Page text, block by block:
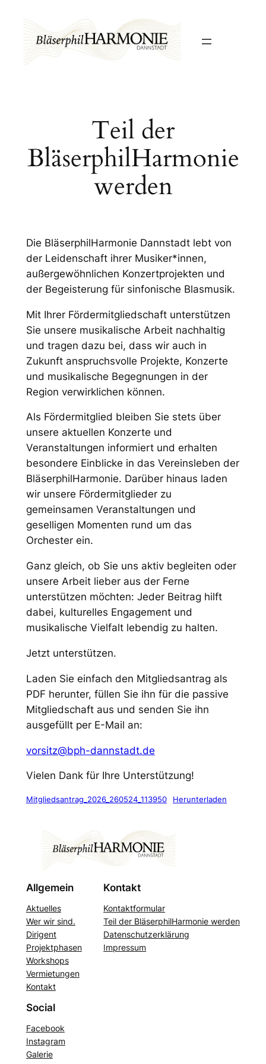
Inhalt
springen
Teil der
BläserphilHarmonie
werden
Die BläserphilHarmonie Dannstadt lebt von
der Leidenschaft ihrer Musiker*innen,
außergewöhnlichen Konzertprojekten und
der Begeisterung für sinfonische Blasmusik.
Mit Ihrer Fördermitgliedschaft unterstützen
Sie unsere musikalische Arbeit nachhaltig
und tragen dazu bei, dass wir auch in
Zukunft anspruchsvolle Projekte, Konzerte
und musikalische Begegnungen in der
Region verwirklichen können.
Als Fördermitglied bleiben Sie stets über
unsere aktuellen Konzerte und
Veranstaltungen informiert und erhalten
besondere Einblicke in das Vereinsleben der
BläserphilHarmonie. Darüber hinaus laden
wir unsere Fördermitglieder zu
gemeinsamen Veranstaltungen und
geselligen Momenten rund um das
Orchester ein.
Ganz gleich, ob Sie uns aktiv begleiten oder
unsere Arbeit lieber aus der Ferne
unterstützen möchten: Jeder Beitrag hilft
dabei, kulturelles Engagement und
musikalische Vielfalt lebendig zu halten.
Jetzt unterstützen.
Laden Sie einfach den Mitgliedsantrag als
PDF herunter, füllen Sie ihn für die passive
Mitgliedschaft aus und senden Sie ihn
ausgefüllt per E-Mail an:
vorsitz@bph-dannstadt.de
Vielen Dank für Ihre Unterstützung!
Mitgliedsantrag_2026_260524_113950 Herunterladen
Allgemein
Aktuelles
Wer wir sind.
Dirigent
Projektphasen
Workshops
Vermietungen
Kontakt
Kontakt
Kontaktformular
Teil der BläserphilHarmonie werden
Datenschutzerklärung
Impressum
Social
Facebook
Instagram
Galerie